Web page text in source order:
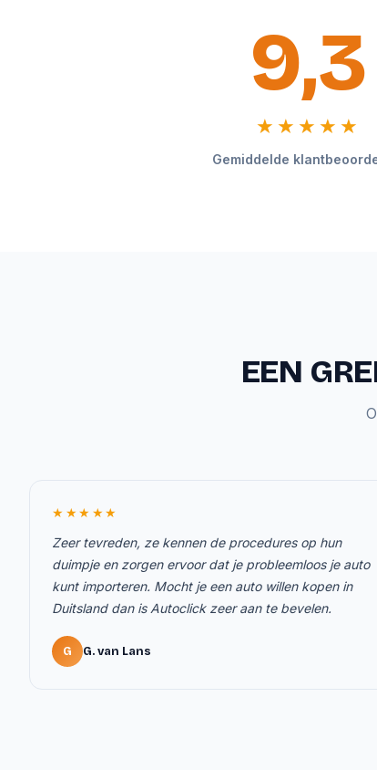
9,3
★★★★★
Gemiddelde
EEN
★★★★★
Zeer tevreden, ze kennen de procedures op hun
duimpje en zorgen ervoor dat je probleemloos je auto
kunt importeren. Mocht je een auto willen kopen in
Duitsland dan is Autoclick zeer aan te bevelen.
G G. van Lans